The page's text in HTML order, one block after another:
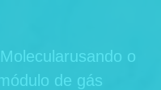
o
de gás